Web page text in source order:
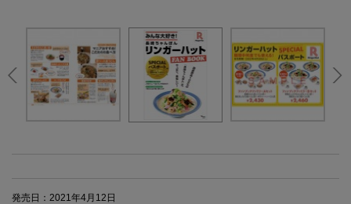
発売日：2021年4月12日